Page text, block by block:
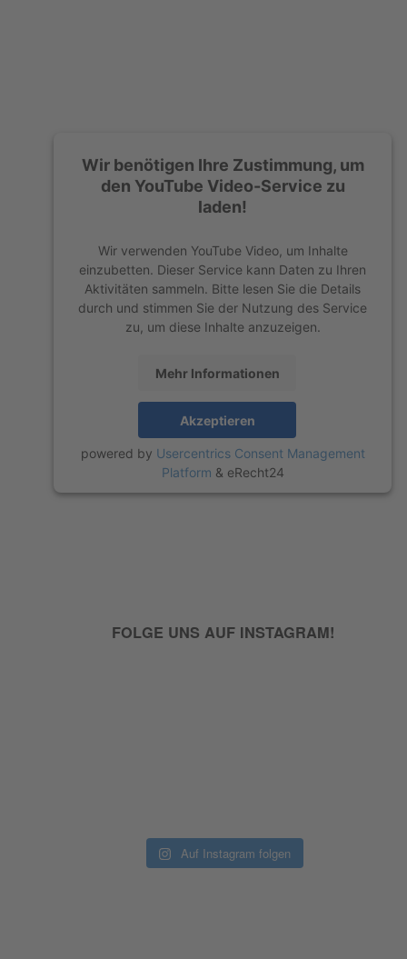
Wir benötigen Ihre Zustimmung, um
den YouTube Video-Service zu
laden!
Wir verwenden YouTube Video, um Inhalte
einzubetten. Dieser Service kann Daten zu Ihren
Aktivitäten sammeln. Bitte lesen Sie die Details
durch und stimmen Sie der Nutzung des Service
zu, um diese Inhalte anzuzeigen.
Mehr Informationen
Akzeptieren
powered by Usercentrics Consent Management
Platform & eRecht24
FOLGE UNS AUF INSTAGRAM!
Auf Instagram folgen